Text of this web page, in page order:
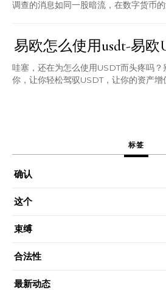
调查的消息如同一股暗流，在数字货币的
易欧怎么使用usdt-易欧
哇塞，还在为怎么使用USDT而头疼吗
你，让你轻松驾驭USDT，让你的资产增
标签
确认
这个
束缚
合法性
最新动态